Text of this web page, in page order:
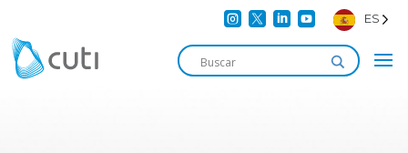
    ES